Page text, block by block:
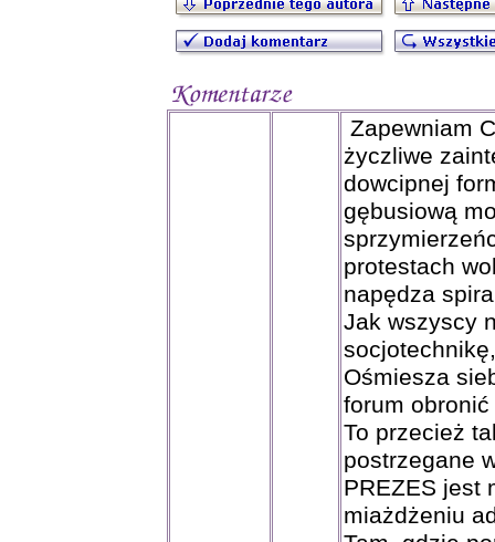
Zapewniam
życzliwe
dowcipnej
gębusiową
protestach
napędza
Jak wszyscy
Ośmiesza
forum
To przecież
postrzegane
PREZES jest
miażdżeniu